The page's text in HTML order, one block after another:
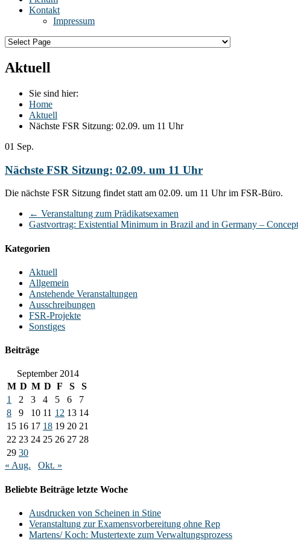
Kontakt
Impressum
Aktuell
Sie sind hier:
Home
Aktuell
Nächste FSR Sitzung: 02.09. um 11 Uhr
01 Sep.
Nächste FSR Sitzung: 02.09. um 11 Uhr
Die nächste FSR Sitzung findet statt am 02.09. um 11 Uhr im FSR-Büro.
← Veranstaltung zum Prädikatsexamen
Gastvortrag: Existential Minimum in Brazil and in Germany –
Kategorien
Aktuell
Allgemein
Anstehende Veranstaltungen
Ausschreibungen
FSR-Projekte
Sonstiges
Beiträge
September 2014
M D M D F S
S
1
2 3 4 5 6
7
8
9 10 11 12 13 14
15 16 17 18 19 20 21
22 23 24 25 26 27 28
29 30
« Aug.
Okt. »
Beliebte Beiträge letzte Woche
Ausdrucken von Scheinen in Stine
Veranstaltung zur Examensvorbereitung ohne Rep
Martens/ Koch: Mustertexte zum Verwaltungsprozess